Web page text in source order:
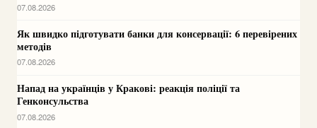
07.08.2026
Як швидко підготувати банки для консервації: 6 перевірених
методів
07.08.2026
Напад на українців у Кракові: реакція поліції та
Генконсульства
07.08.2026